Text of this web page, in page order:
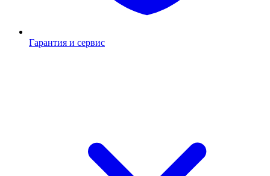
Гарантия и сервис